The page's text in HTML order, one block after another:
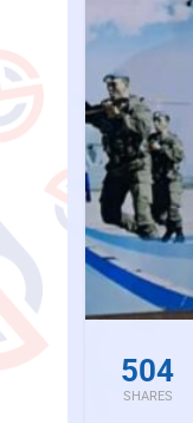
504
SHARES